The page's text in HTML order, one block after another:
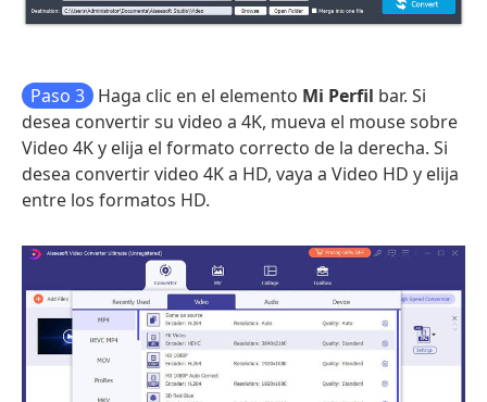
Paso 3 Haga clic en el elemento Mi Perfil bar. Si
desea convertir su video a 4K, mueva el mouse sobre
Video 4K y elija el formato correcto de la derecha. Si
desea convertir video 4K a HD, vaya a Video HD y elija
entre los formatos HD.